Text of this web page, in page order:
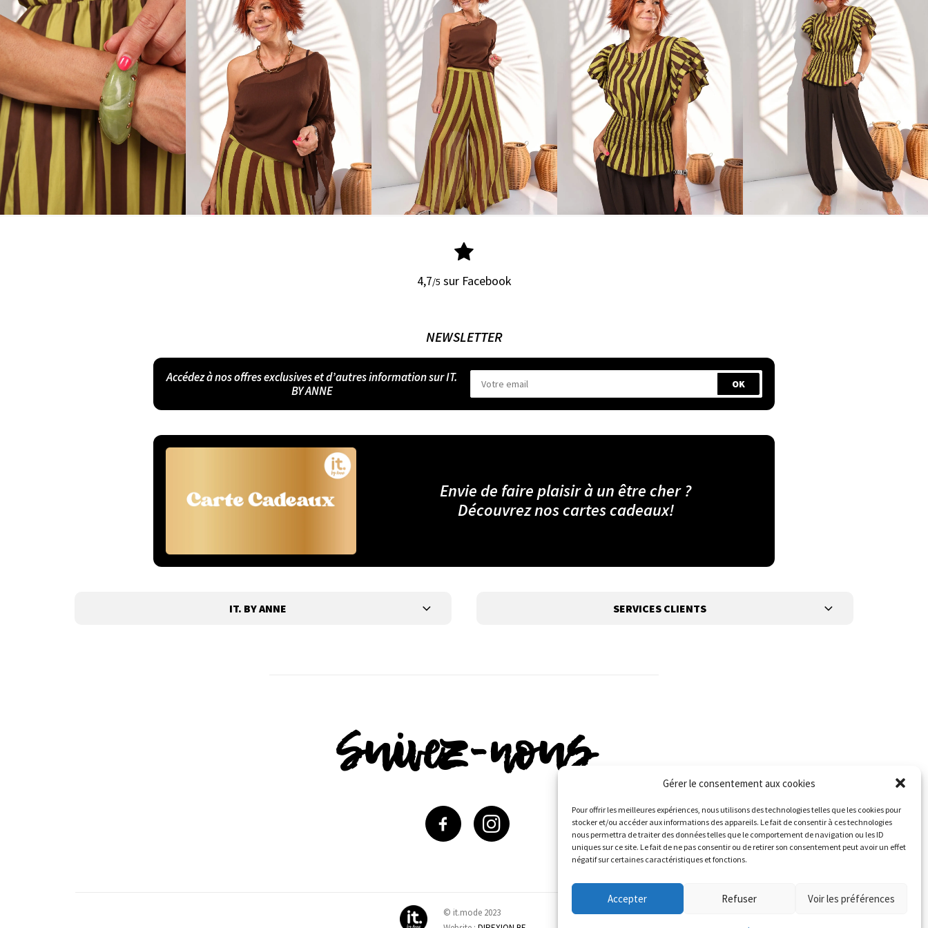
Gérer le consentement aux cookies
Pour offrir les meilleures expériences, nous utilisons des technologies telles que les cookies pour
stocker et/ou accéder aux informations des appareils. Le fait de consentir à ces technologies
nous permettra de traiter des données telles que le comportement de navigation ou les ID
uniques sur ce site. Le fait de ne pas consentir ou de retirer son consentement peut avoir un effet
négatif sur certaines caractéristiques et fonctions.
Accepter Refuser Voir les préférences
4,7/5 sur Facebook
NEWSLETTER
Accédez à nos offres exclusives et d’autres information sur IT.
BY ANNE
Envie de faire plaisir à un être cher ?
Découvrez nos cartes cadeaux!
IT. BY ANNE SERVICES CLIENTS
Suivez-nous
© it.mode 2023